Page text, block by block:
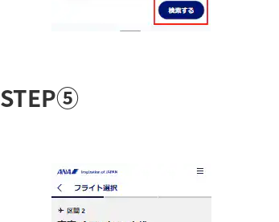
STEP⑤